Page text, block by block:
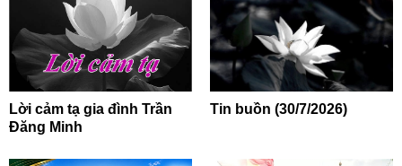
Lời cảm tạ gia đình Trần
Đăng Minh
Tin buồn (30/7/2026)